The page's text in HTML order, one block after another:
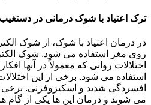
ترک اعتیاد با شوک درمانی در دستغیب
در درمان اعتیاد با شوک، از شوک
روی مغز استفاده می شود. شوک
اختلالات روانی که معمولاً در آنها
استفاده می شود. برخی از این
افسردگی شدید و اسکیزوفرنی. برخی
می شوند و درمان این ها یکی از گام